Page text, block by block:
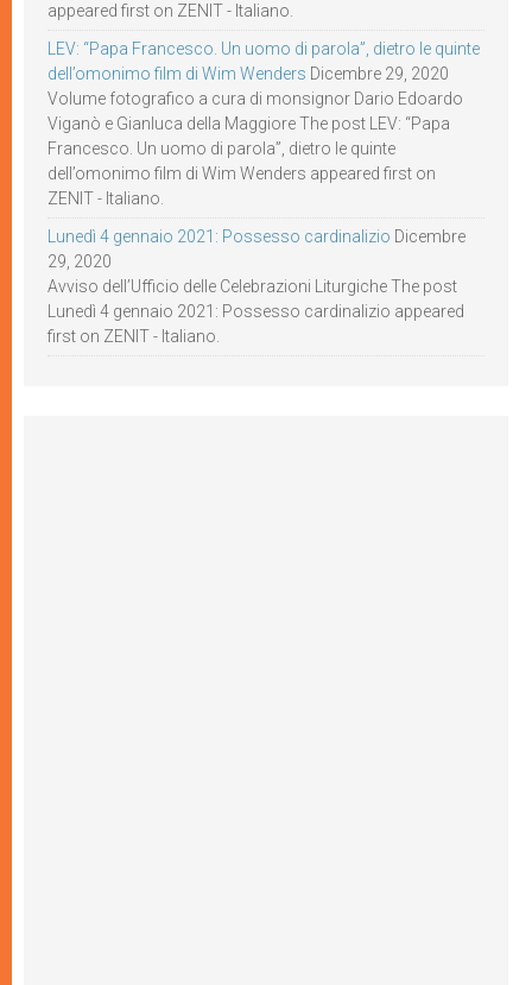
appeared first on ZENIT - Italiano.
LEV: “Papa Francesco. Un uomo di parola”, dietro le quinte
dell’omonimo film di Wim Wenders Dicembre 29, 2020
Volume fotografico a cura di monsignor Dario Edoardo
Viganò e Gianluca della Maggiore The post LEV: “Papa
Francesco. Un uomo di parola”, dietro le quinte
dell’omonimo film di Wim Wenders appeared first on
ZENIT - Italiano.
Lunedì 4 gennaio 2021: Possesso cardinalizio Dicembre
29, 2020
Avviso dell’Ufficio delle Celebrazioni Liturgiche The post
Lunedì 4 gennaio 2021: Possesso cardinalizio appeared
first on ZENIT - Italiano.